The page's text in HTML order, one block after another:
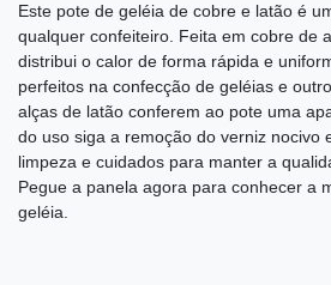
Este pote de geléia de cobre e latão é
qualquer confeiteiro. Feita em cobre de
distribui o calor de forma rápida e
perfeitos na confecção de geléias e
alças de latão conferem ao pote uma
do uso siga a remoção do verniz nocivo
limpeza e cuidados para manter a
Pegue a panela agora para conhecer a
geléia.